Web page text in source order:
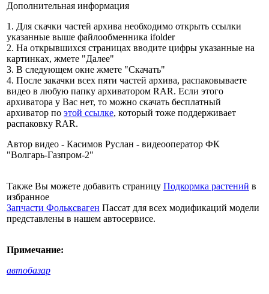
Дополнительная информация
1. Для скачки частей архива необходимо открыть ссылки
указанные выше файлообменника ifolder
2. На открывшихся страницах вводите цифры указанные на
картинках, жмете "Далее"
3. В следующем окне жмете "Скачать"
4. После закачки всех пяти частей архива, распаковываете
видео в любую папку архиватором RAR. Если этого
архиватора у Вас нет, то можно скачать бесплатный
архиватор по этой ссылке, который тоже поддерживает
распаковку RAR.
Автор видео - Касимов Руслан - видеооператор ФК
"Волгарь-Газпром-2"
Также Вы можете добавить страницу Подкормка растений в
избранное
Запчасти Фольксваген Пассат для всех модификаций модели
представлены в нашем автосервисе.
Примечание:
автобазар